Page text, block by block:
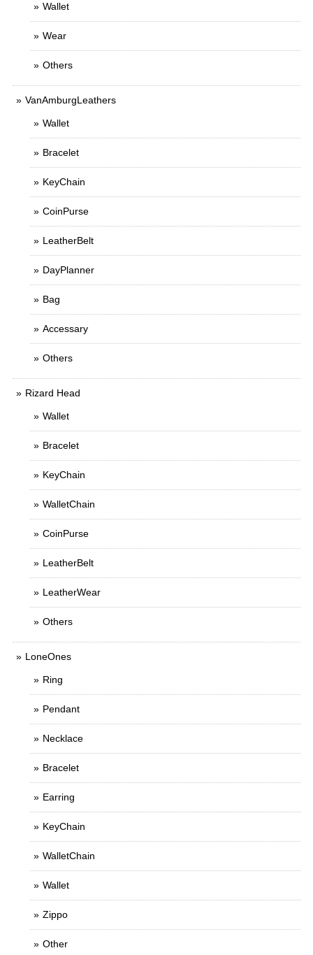
Wallet
Wear
Others
VanAmburgLeathers
Wallet
Bracelet
KeyChain
CoinPurse
LeatherBelt
DayPlanner
Bag
Accessary
Others
Rizard Head
Wallet
Bracelet
KeyChain
WalletChain
CoinPurse
LeatherBelt
LeatherWear
Others
LoneOnes
Ring
Pendant
Necklace
Bracelet
Earring
KeyChain
WalletChain
Wallet
Zippo
Other